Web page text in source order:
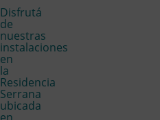
Disfrutá
de
nuestras
instalaciones
en
la
Residencia
Serrana
ubicada